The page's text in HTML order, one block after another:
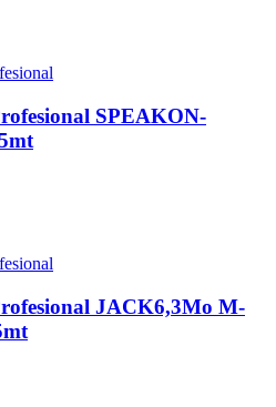
SPEAKON-
JACK6,3Mo M-